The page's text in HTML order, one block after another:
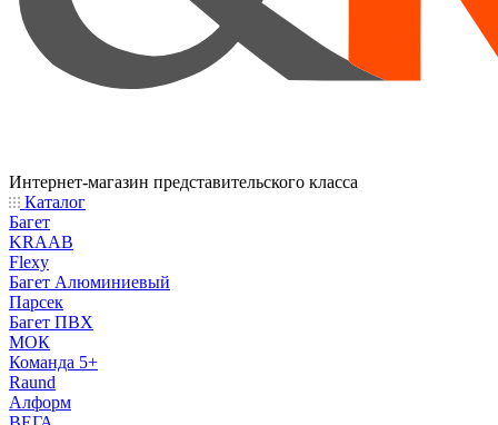
Интернет-магазин представительского класса
Каталог
Багет
KRAAB
Flexy
Багет Алюминиевый
Парсек
Багет ПВХ
МОК
Команда 5+
Raund
Алформ